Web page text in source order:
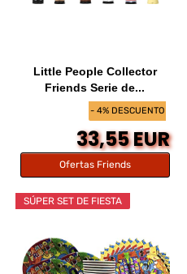
- 4% DESCUENTO
Little People Collector
Friends Serie de...
33,55 EUR
Ofertas Friends
SÚPER SET DE FIESTA